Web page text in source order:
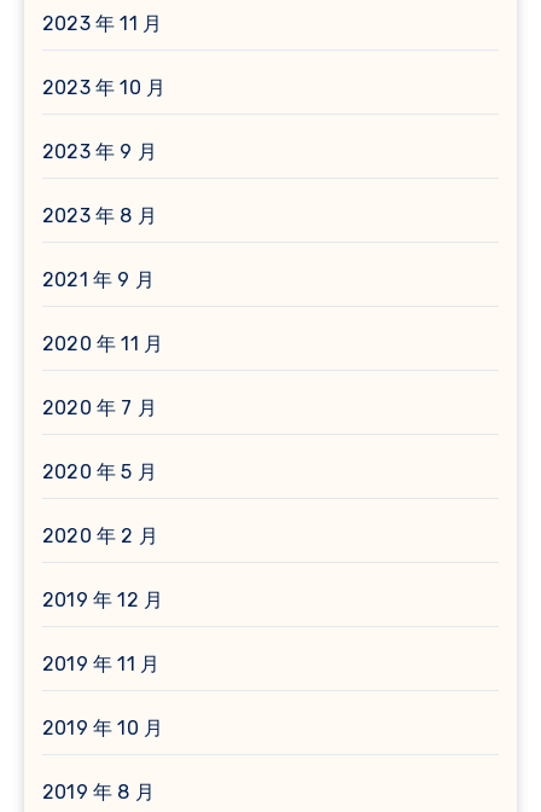
2023 年 11 月
2023 年 10 月
2023 年 9 月
2023 年 8 月
2021 年 9 月
2020 年 11 月
2020 年 7 月
2020 年 5 月
2020 年 2 月
2019 年 12 月
2019 年 11 月
2019 年 10 月
2019 年 8 月